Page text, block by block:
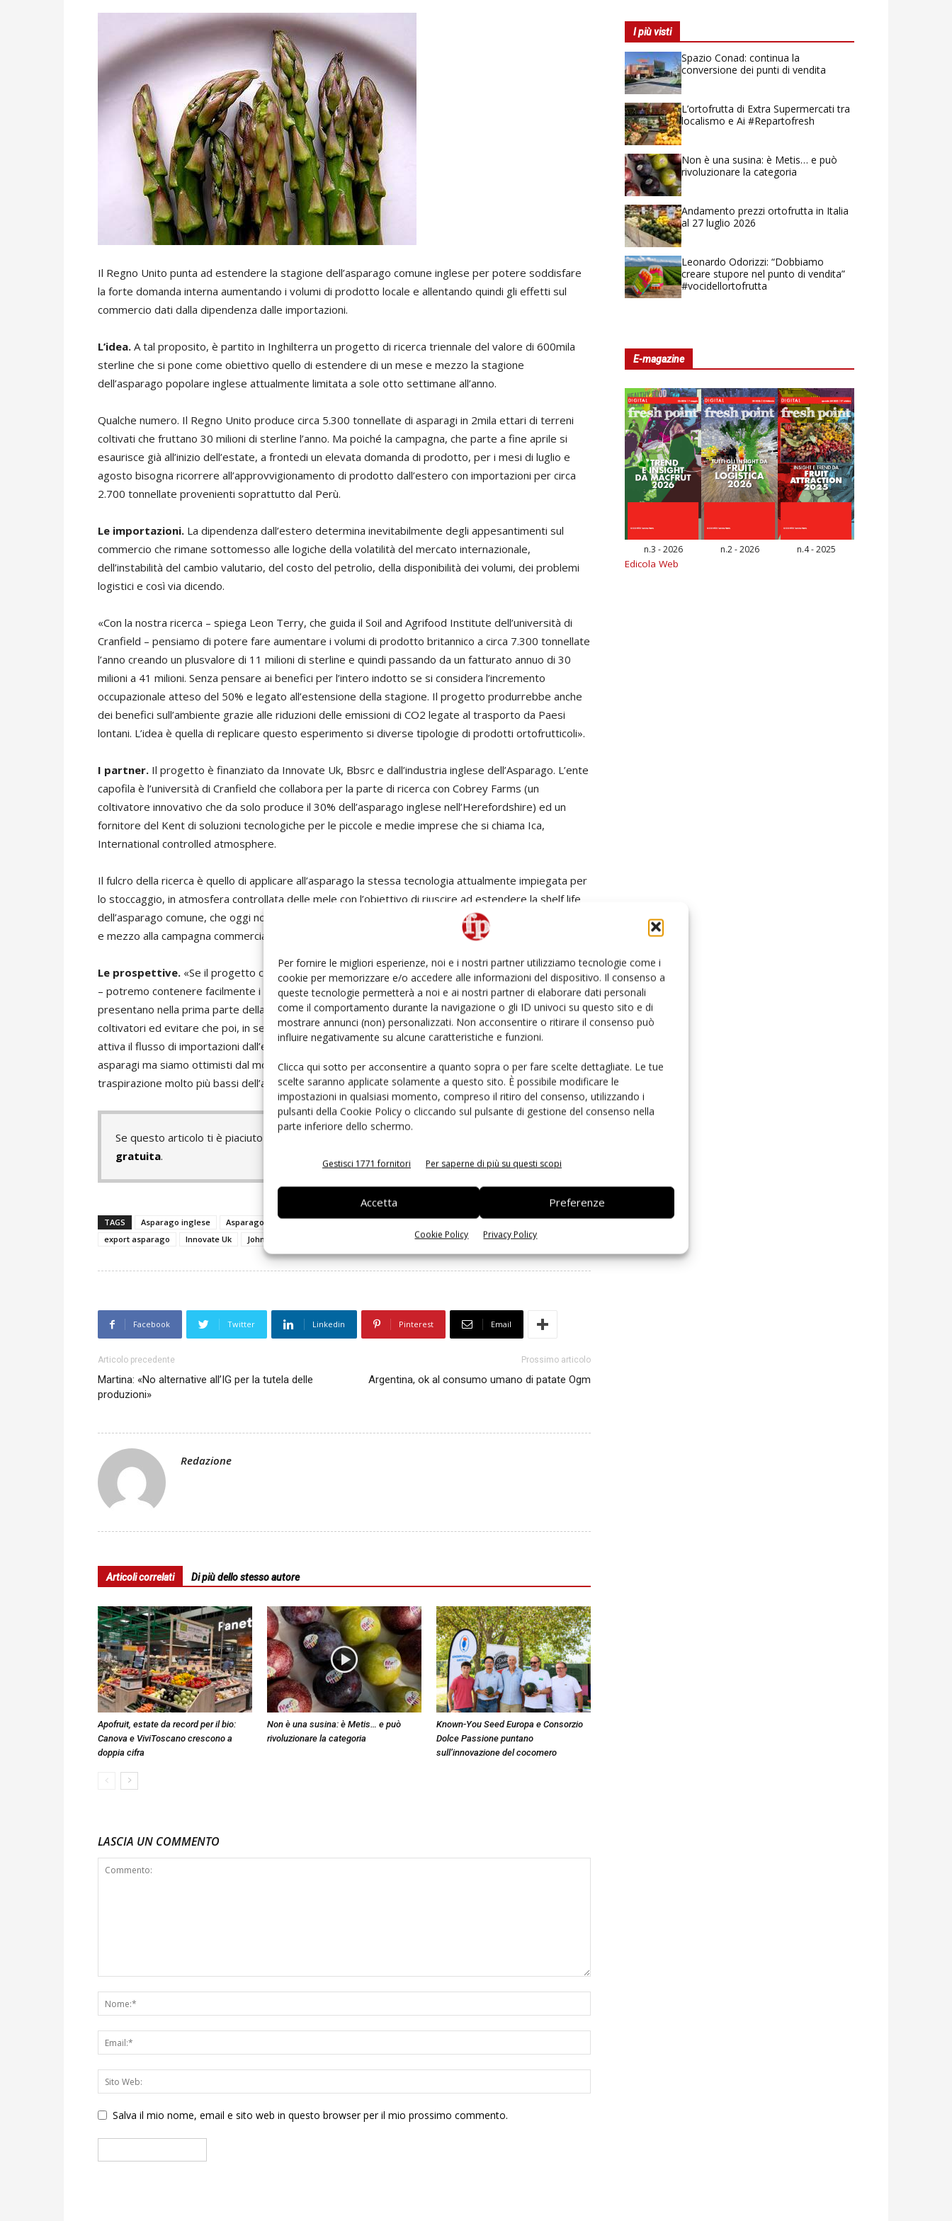
Per fornire le migliori esperienze, noi e i nostri partner utilizziamo tecnologie come i
cookie per memorizzare e/o accedere alle informazioni del dispositivo. Il consenso a
queste tecnologie permetterà a noi e ai nostri partner di elaborare dati personali
come il comportamento durante la navigazione o gli ID univoci su questo sito e di
mostrare annunci (non) personalizzati. Non acconsentire o ritirare il consenso può
influire negativamente su alcune caratteristiche e funzioni.
Clicca qui sotto per acconsentire a quanto sopra o per fare scelte dettagliate. Le tue
scelte saranno applicate solamente a questo sito. È possibile modificare le
impostazioni in qualsiasi momento, compreso il ritiro del consenso, utilizzando i
pulsanti della Cookie Policy o cliccando sul pulsante di gestione del consenso nella
parte inferiore dello schermo.
Gestisci 1771 fornitori Per saperne di più su questi scopi
Accetta Preferenze
Cookie Policy Privacy Policy
Il Regno Unito punta ad estendere la stagione dell’asparago comune inglese per potere soddisfare
la forte domanda interna aumentando i volumi di prodotto locale e allentando quindi gli effetti sul
commercio dati dalla dipendenza dalle importazioni.
L’idea. A tal proposito, è partito in Inghilterra un progetto di ricerca triennale del valore di 600mila
sterline che si pone come obiettivo quello di estendere di un mese e mezzo la stagione
dell’asparago popolare inglese attualmente limitata a sole otto settimane all’anno.
Qualche numero. Il Regno Unito produce circa 5.300 tonnellate di asparagi in 2mila ettari di terreni
coltivati che fruttano 30 milioni di sterline l’anno. Ma poiché la campagna, che parte a fine aprile si
esaurisce già all’inizio dell’estate, a frontedi un elevata domanda di prodotto, per i mesi di luglio e
agosto bisogna ricorrere all’approvvigionamento di prodotto dall’estero con importazioni per circa
2.700 tonnellate provenienti soprattutto dal Perù.
Le importazioni. La dipendenza dall’estero determina inevitabilmente degli appesantimenti sul
commercio che rimane sottomesso alle logiche della volatilità del mercato internazionale,
dell’instabilità del cambio valutario, del costo del petrolio, della disponibilità dei volumi, dei problemi
logistici e così via dicendo.
«Con la nostra ricerca – spiega Leon Terry, che guida il Soil and Agrifood Institute dell’università di
Cranfield – pensiamo di potere fare aumentare i volumi di prodotto britannico a circa 7.300 tonnellate
l’anno creando un plusvalore di 11 milioni di sterline e quindi passando da un fatturato annuo di 30
milioni a 41 milioni. Senza pensare ai benefici per l’intero indotto se si considera l’incremento
occupazionale atteso del 50% e legato all’estensione della stagione. Il progetto produrrebbe anche
dei benefici sull’ambiente grazie alle riduzioni delle emissioni di CO2 legate al trasporto da Paesi
lontani. L’idea è quella di replicare questo esperimento si diverse tipologie di prodotti ortofrutticoli».
I partner. Il progetto è finanziato da Innovate Uk, Bbsrc e dall’industria inglese dell’Asparago. L’ente
capofila è l’università di Cranfield che collabora per la parte di ricerca con Cobrey Farms (un
coltivatore innovativo che da solo produce il 30% dell’asparago inglese nell’Herefordshire) ed un
fornitore del Kent di soluzioni tecnologiche per le piccole e medie imprese che si chiama Ica,
International controlled atmosphere.
Il fulcro della ricerca è quello di applicare all’asparago la stessa tecnologia attualmente impiegata per
lo stoccaggio, in atmosfera controllata delle mele con l’obiettivo di riuscire ad estendere la shelf life
dell’asparago comune, che oggi non supera i tre giorni, a sei settimane, aggiungendo quindi un mese
e mezzo alla campagna commerciale di prodotto 100% britannico.
Le prospettive. «Se il progetto conduce ai risultati attesi – ha spiegato John Chinn di Cobrey Farms
– potremo contenere facilmente i problemi di sovrapproduzione e di eccesso di offerta che talora si
presentano nella prima parte della campagna commerciale causando importanti cali dei prezzi per i
coltivatori ed evitare che poi, in seconda battuta, si inneschi il meccanismo di carenza di prodotto che
attiva il flusso di importazioni dall’estero. Non siamo sicuri che questa tecnologia funzionerà sugli
asparagi ma siamo ottimisti dal momento che è già applicata su mele e mirtilli che hanno tassi di
traspirazione molto più bassi dell’asparago».
Se questo articolo ti è piaciuto e vuoi rimanere sempre informato
gratuita.
TAGS Asparago inglese Asparago peruviano Bbsrc British Asparagus Growers Association
Cobrey Farms
export asparago
Innovate Uk John Chinn Soil and Agrifood Institute università di Cranfield
Facebook Twitter Linkedin Pinterest Email
Articolo precedente
Martina: «No alternative all’IG per la tutela delle
produzioni»
Prossimo articolo
Argentina, ok al consumo umano di patate Ogm
Redazione
Articoli correlati Di più dello stesso autore
Apofruit, estate da record per il bio:
Canova e ViviToscano crescono a
doppia cifra
Non è una susina: è Metis… e può
rivoluzionare la categoria
Known-You Seed Europa e Consorzio
Dolce Passione puntano
sull’innovazione del cocomero
LASCIA UN COMMENTO
Salva il mio nome, email e sito web in questo browser per il mio prossimo commento.
I più visti
Spazio Conad: continua la
conversione dei punti di vendita
L’ortofrutta di Extra Supermercati tra
localismo e Ai #Repartofresh
Non è una susina: è Metis… e può
rivoluzionare la categoria
Andamento prezzi ortofrutta in Italia
al 27 luglio 2026
Leonardo Odorizzi: “Dobbiamo
creare stupore nel punto di vendita”
#vocidellortofrutta
E-magazine
n.3 - 2026 n.2 - 2026 n.4 - 2025
Edicola Web